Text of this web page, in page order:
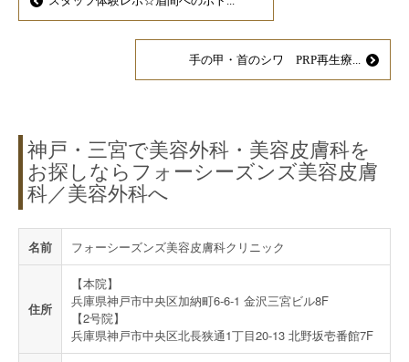
手の甲・首のシワ PRP再生療...
神戸・三宮で美容外科・美容皮膚科を
お探しならフォーシーズンズ美容皮膚
科／美容外科へ
名前 フォーシーズンズ美容皮膚科クリニック
住所
【本院】
兵庫県神戸市中央区加納町6-6-1 金沢三宮ビル8F
【2号院】
兵庫県神戸市中央区北長狭通1丁目20-13 北野坂壱番館7F